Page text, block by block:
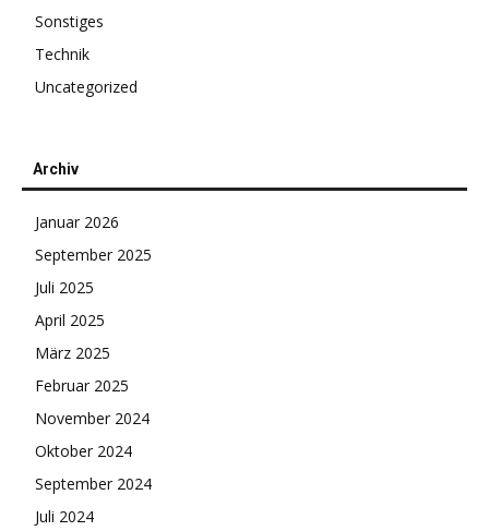
Sonstiges
Technik
Uncategorized
Archiv
Januar 2026
September 2025
Juli 2025
April 2025
März 2025
Februar 2025
November 2024
Oktober 2024
September 2024
Juli 2024